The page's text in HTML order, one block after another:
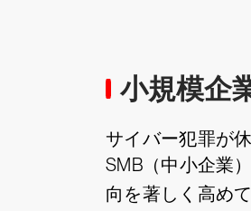
小規模企
サイバー犯罪が
SMB（中小企業
向を著しく高め